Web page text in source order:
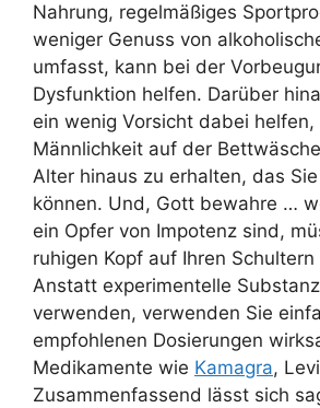
Nahrung, regelmäßiges
weniger Genuss von
umfasst, kann bei der
Dysfunktion helfen. Darüber
ein wenig Vorsicht dabei helfen,
Männlichkeit auf der
Alter hinaus zu erhalten, das
können. Und, Gott bewahre …
ein Opfer von Impotenz sind,
ruhigen Kopf auf Ihren
Anstatt experimentelle
verwenden, verwenden Sie
empfohlenen Dosierungen
Medikamente wie Kamagra,
Zusammenfassend lässt sich